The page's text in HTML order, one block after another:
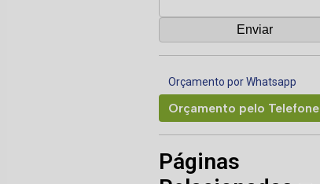
Orçamento por Whatsapp
Orçamento pelo Telefone
Páginas